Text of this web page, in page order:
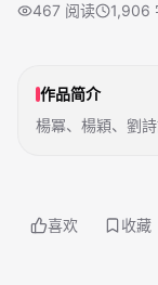
467 阅读 1,906
作品简介
楊冪、楊穎、劉
喜欢 收藏